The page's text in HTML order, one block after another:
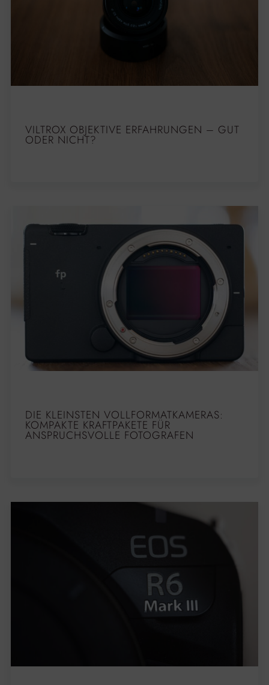
VILTROX OBJEKTIVE ERFAHRUNGEN – GUT
ODER NICHT?
DIE KLEINSTEN VOLLFORMATKAMERAS:
KOMPAKTE KRAFTPAKETE FÜR
ANSPRUCHSVOLLE FOTOGRAFEN